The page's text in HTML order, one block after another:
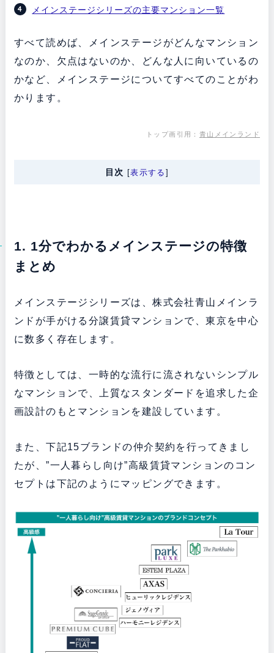
メインステージシリーズの主要マンション一覧
すべて読めば、メインステージがどんなマンション
なのか、欠点はないのか、どんな人に向いているの
かなど、メインステージについてすべてのことがわ
かります。
トップ画引用： 青山メインランド
目次 [表示する ]
1. 1分でわかるメインステージの特徴
まとめ
メインステージシリーズは、株式会社青山メインラ
ンドが手がける分譲賃貸マンションで、東京を中心
に数多く存在します。
特徴としては、一時的な流行に流されないシンプル
なマンションで、上質なスタンダードを追求した企
画設計のもとマンションを建設しています。
また、下記15ブランドの仲介契約を行ってきまし
たが、”一人暮らし向け”高級賃貸マンションのコン
セプトは下記のようにマッピングできます。